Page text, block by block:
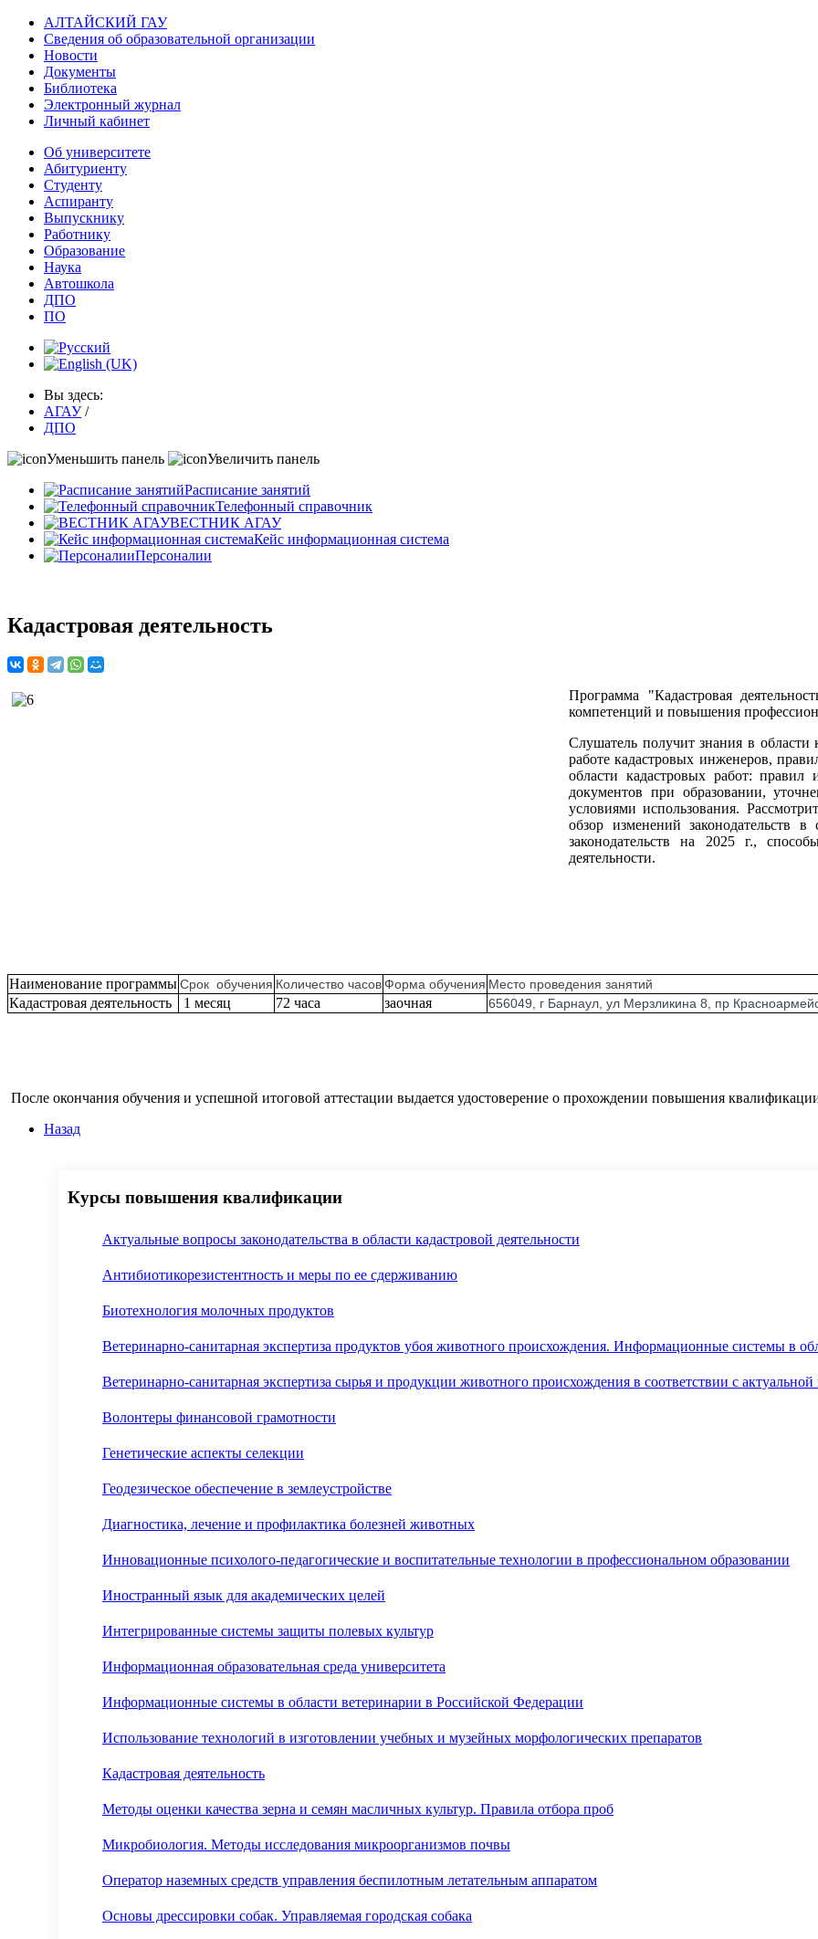
АЛТАЙСКИЙ ГАУ
Сведения об образовательной организации
Новости
Документы
Библиотека
Электронный журнал
Личный кабинет
Об университете
Абитуриенту
Студенту
Аспиранту
Выпускнику
Работнику
Образование
Наука
Автошкола
ДПО
ПО
Вы здесь:
АГАУ /
ДПО
Уменьшить панель
Увеличить панель
Расписание занятий
Телефонный справочник
ВЕСТНИК АГАУ
Кейс информационная система
Персоналии
Кадастровая деятельность
Программа "Кадастровая
компетенций и повышения
Слушатель получит знания в области
работе кадастровых инженеров,
области кадастровых работ: правил
документов при образовании,
условиями использования.
обзор изменений законодательств
законодательств на 2025 г.,
деятельности.
Наименование программыСрок обучения Количество часовФорма обучения Место проведения занятий
Кадастровая деятельность 1 месяц 72 часа заочная 656049, г Барнаул, ул Мерзликина 8, пр
После окончания обучения и успешной итоговой аттестации выдается удостоверение о прохождении повышения
Назад
Курсы повышения квалификации
Актуальные вопросы законодательства в области кадастровой деятельности
Антибиотикорезистентность и меры по ее сдерживанию
Биотехнология молочных продуктов
Ветеринарно-санитарная экспертиза продуктов убоя животного происхождения. Информационные системы в
Ветеринарно-санитарная экспертиза сырья и продукции животного происхождения в соответствии с
Волонтеры финансовой грамотности
Генетические аспекты селекции
Геодезическое обеспечение в землеустройстве
Диагностика, лечение и профилактика болезней животных
Инновационные психолого-педагогические и воспитательные технологии в профессиональном образовании
Иностранный язык для академических целей
Интегрированные системы защиты полевых культур
Информационная образовательная среда университета
Информационные системы в области ветеринарии в Российской Федерации
Использование технологий в изготовлении учебных и музейных морфологических препаратов
Кадастровая деятельность
Методы оценки качества зерна и семян масличных культур. Правила отбора проб
Микробиология. Методы исследования микроорганизмов почвы
Оператор наземных средств управления беспилотным летательным аппаратом
Основы дрессировки собак. Управляемая городская собака